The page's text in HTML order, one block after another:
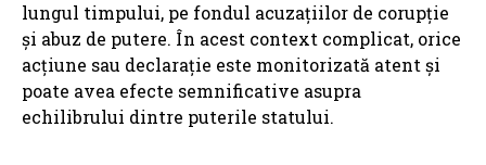
lungul timpului, pe fondul acuzațiilor de corupție
și abuz de putere. În acest context complicat, orice
acțiune sau declarație este monitorizată atent și
poate avea efecte semnificative asupra
echilibrului dintre puterile statului.